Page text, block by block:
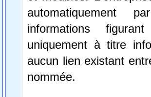
automatiquement
informations
uniquement à titre
aucun lien existant
nommée.